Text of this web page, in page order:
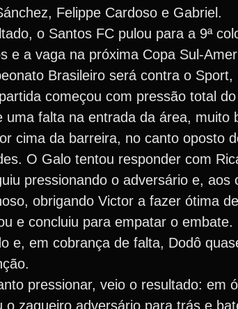
Felippe Cardoso e Gabriel.
o Santos FC pulou para a 9ª
e a vaga na próxima Copa Sul-
Brasileiro será contra o
começou com pressão total
uma falta na entrada da área,
cima da barreira, no canto oposto
O Galo tentou responder com
pressionando o adversário e,
obrigando Victor a fazer ótima
e concluiu para empatar o
e, em cobrança de falta, Dodô
pressionar, veio o resultado: em
o zagueiro adversário para trás e